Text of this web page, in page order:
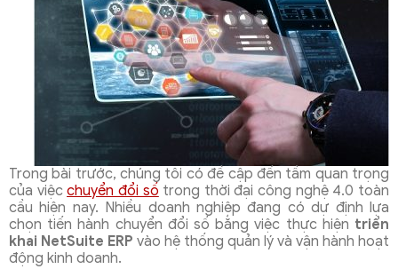
Trong bài trước, chúng tôi có đề cập đến tầm quan trọng
của việcchuyển đổi số trong thời đại công nghệ 4.0 toàn
cầu hiện nay. Nhiều doanh nghiệp đang có dự định lựa
chọn tiến hành chuyển đổi số bằng việc thực hiện triển
khai NetSuite ERP vào hệ thống quản lý và vận hành hoạt
động kinh doanh.